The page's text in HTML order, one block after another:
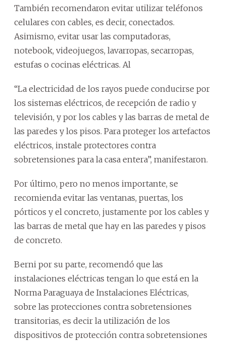
También recomendaron evitar utilizar teléfonos
celulares con cables, es decir, conectados.
Asimismo, evitar usar las computadoras,
notebook, videojuegos, lavarropas, secarropas,
estufas o cocinas eléctricas. Al
“La electricidad de los rayos puede conducirse por
los sistemas eléctricos, de recepción de radio y
televisión, y por los cables y las barras de metal de
las paredes y los pisos. Para proteger los artefactos
eléctricos, instale protectores contra
sobretensiones para la casa entera”, manifestaron.
Por último, pero no menos importante, se
recomienda evitar las ventanas, puertas, los
pórticos y el concreto, justamente por los cables y
las barras de metal que hay en las paredes y pisos
de concreto.
Berni por su parte, recomendó que las
instalaciones eléctricas tengan lo que está en la
Norma Paraguaya de Instalaciones Eléctricas,
sobre las protecciones contra sobretensiones
transitorias, es decir la utilización de los
dispositivos de protección contra sobretensiones